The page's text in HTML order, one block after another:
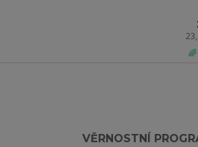
VĚRNOSTNÍ